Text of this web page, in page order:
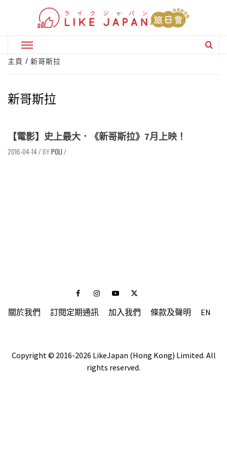
Primary
Menu
主頁 新哥斯拉
新哥斯拉
【電影】史上最大．《新哥斯拉》7月上映！
2016-04-14/ POLI /
FacebookInstagramYoutubeTwitter
關於我們 訂閱定期通訊 加入我們 條款及聲明 EN
Copyright © 2016-2026 LikeJapan (Hong Kong) Limited. All
rights reserved.